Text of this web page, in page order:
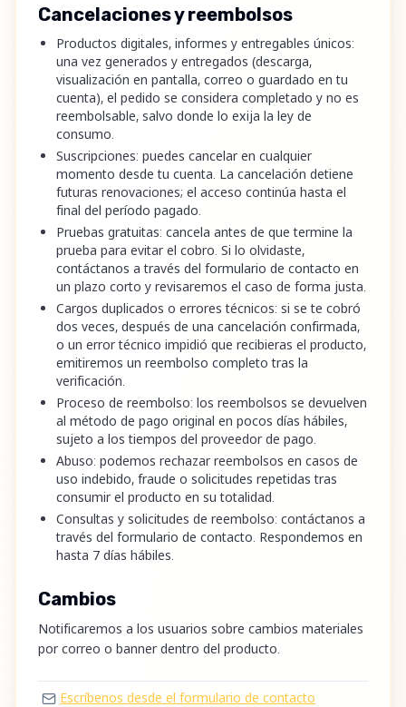
Cancelaciones y reembolsos
Productos digitales, informes y entregables únicos:
una vez generados y entregados (descarga,
visualización en pantalla, correo o guardado en tu
cuenta), el pedido se considera completado y no es
reembolsable, salvo donde lo exija la ley de
consumo.
Suscripciones: puedes cancelar en cualquier
momento desde tu cuenta. La cancelación detiene
futuras renovaciones; el acceso continúa hasta el
final del período pagado.
Pruebas gratuitas: cancela antes de que termine la
prueba para evitar el cobro. Si lo olvidaste,
contáctanos a través del formulario de contacto en
un plazo corto y revisaremos el caso de forma justa.
Cargos duplicados o errores técnicos: si se te cobró
dos veces, después de una cancelación confirmada,
o un error técnico impidió que recibieras el producto,
emitiremos un reembolso completo tras la
verificación.
Proceso de reembolso: los reembolsos se devuelven
al método de pago original en pocos días hábiles,
sujeto a los tiempos del proveedor de pago.
Abuso: podemos rechazar reembolsos en casos de
uso indebido, fraude o solicitudes repetidas tras
consumir el producto en su totalidad.
Consultas y solicitudes de reembolso: contáctanos a
través del formulario de contacto. Respondemos en
hasta 7 días hábiles.
Cambios
Notificaremos a los usuarios sobre cambios materiales
por correo o banner dentro del producto.
Escríbenos desde el formulario de contacto